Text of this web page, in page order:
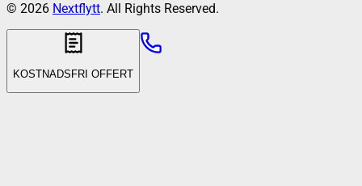
© 2026 Nextflytt. All Rights Reserved.
KOSTNADSFRI OFFERT